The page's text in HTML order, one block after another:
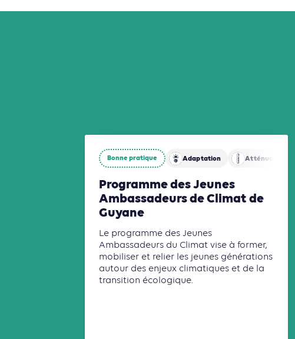
Bonne pratique Adaptation Atténuation
Programme des Jeunes
Ambassadeurs de Climat de
Guyane
Le programme des Jeunes
Ambassadeurs du Climat vise à former,
mobiliser et relier les jeunes générations
autour des enjeux climatiques et de la
transition écologique.